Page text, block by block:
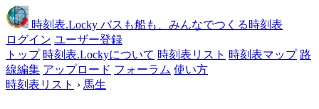
時刻表.Locky バスも船も、みんなでつくる時刻表
ログイン ユーザー登録
トップ 時刻表.Lockyについて 時刻表リスト 時刻表マップ 路
線編集 アップロード フォーラム 使い方
時刻表リスト › 馬生